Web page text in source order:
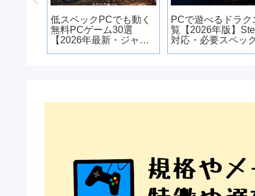
低スペックPCでも動く
無料PCゲーム30選
【2026年最新・ジャン
PCで遊べるドラク
覧【2026年版】
対応・必要スペッ